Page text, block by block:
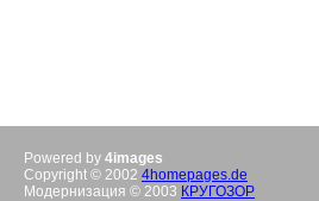
Powered by 4images
Copyright © 2002 4homepages.de
Модернизация © 2003 КРУГОЗОР